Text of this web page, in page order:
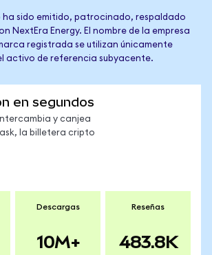
ha sido emitido, patrocinado, respaldado
NextEra Energy. El nombre de la empresa
registrada se utilizan únicamente
activo de referencia subyacente.
en segundos
y canjea
la billetera cripto
Descargas
10M+
Reseñas
483.8K